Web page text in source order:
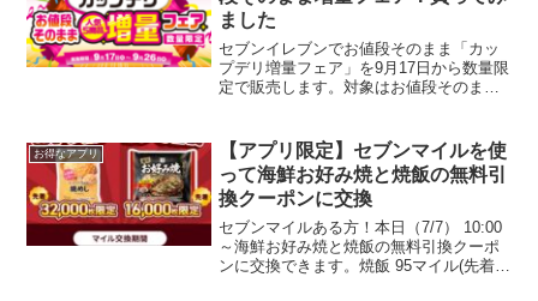
ました
セブンイレブンでお値段そのまま「カッ
プデリ増量フェア」を9月17日から数量限
定で販売します。対象はお値段そのまま
ダベーコン2倍コールスローサラダはコー
ン2倍だし香る和風...
お得なアプリ
【アプリ限定】セブンマイルを使
って海鮮お好み焼と焼飯の無料引
換クーポンに交換
セブンマイルある方！本日（7/7） 10:00
～海鮮お好み焼と焼飯の無料引換クーポ
ンに交換できます。焼飯 95マイル(先着